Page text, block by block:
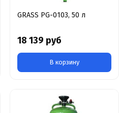
GRASS PG-0103, 50 л
18 139 руб
В корзину